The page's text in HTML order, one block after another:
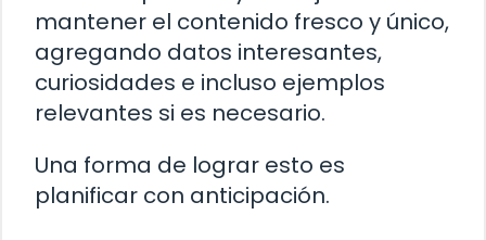
mantener el contenido fresco y único,
agregando datos interesantes,
curiosidades e incluso ejemplos
relevantes si es necesario.
Una forma de lograr esto es
planificar con anticipación.